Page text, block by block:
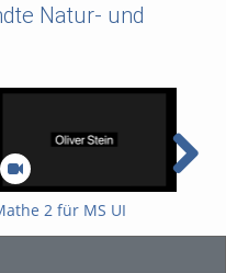
Natur- und
2 für MS UI